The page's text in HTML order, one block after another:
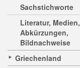
Sachstichworte
Literatur, Medien,
Abkürzungen,
Bildnachweise
Griechenland